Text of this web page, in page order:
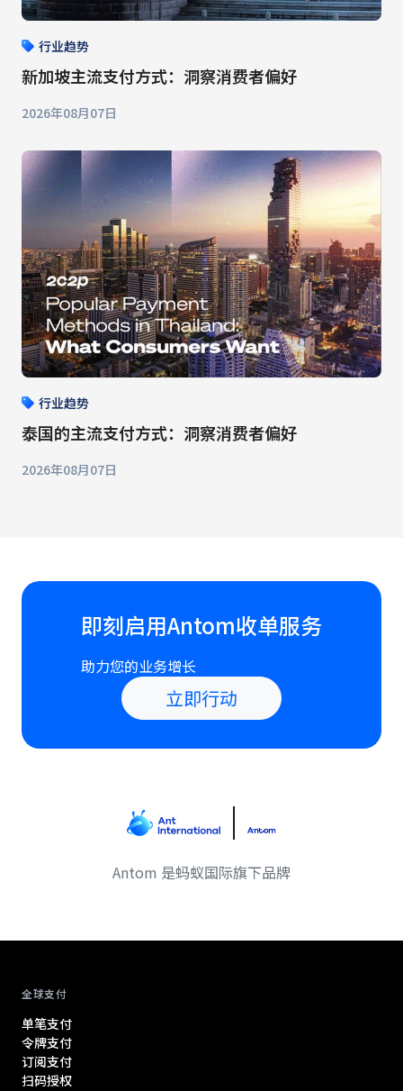
行业趋势
新加坡主流支付方式：洞察消费者偏好
2026年08月07日
行业趋势
泰国的主流支付方式：洞察消费者偏好
2026年08月07日
即刻启用Antom收单服务
助力您的业务增长
立即行动
Antom 是蚂蚁国际旗下品牌
全球支付
单笔支付
令牌支付
订阅支付
扫码授权